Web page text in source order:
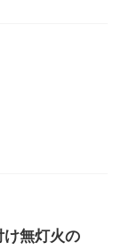
け無灯火の